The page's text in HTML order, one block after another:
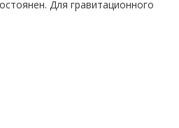
Для гравитационного